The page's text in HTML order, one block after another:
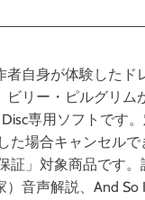
自身が体験したド
ビリー・ピルグリ
専用ソフトです
た場合キャンセル
証」対象商品です
音声解説、And So